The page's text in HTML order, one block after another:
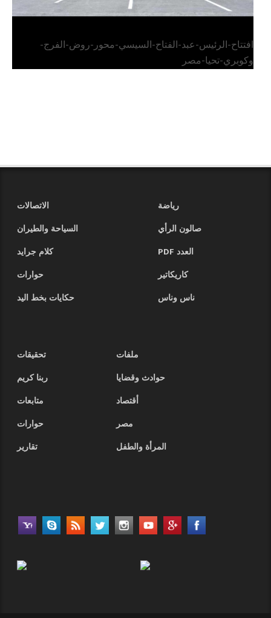
افتتاح-الرئيس-عبد-الفتاح-السيسي-محور-روض-الفرج-
وكوبري-تحيا-مصر
رياضة
الاتصالات
صالون الرأي
السياحة والطيران
العدد PDF
كلام جرايد
كاريكاتير
حوارات
ناس وناس
حكايات بخط اليد
ملفات
تحقيقات
حوادث وقضايا
ربنا كريم
أقتصاد
متابعات
مصر
حوارات
المرأة والطفل
تقارير